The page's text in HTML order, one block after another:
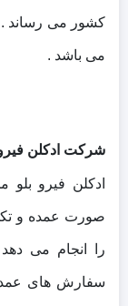
کشور می رساند .
می باشد .
شرکت ادکلن
ادکلن فیرو
صورت عمده و
را انجام می
سفارش های